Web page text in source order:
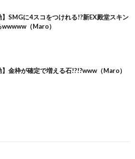
】SMGに4スコをつけれる!?新EX殿堂スキン
（Maro）
】金枠が確定で増える石!?!?www（Maro）